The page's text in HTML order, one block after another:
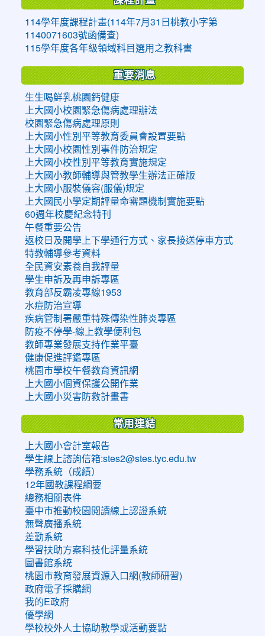
114學年度課程計畫(114年7月31日桃教小字第
1140071603號函備查)
115學年度各年級領域科目選用之教科書
重要消息
生生喝鮮乳桃園鈣健康
上大國小校園緊急傷病處理辦法
校園緊急傷病處理原則
上大國小性別平等教育委員會設置要點
上大國小校園性別事件防治規定
上大國小校性別平等教育實施規定
上大國小教師輔導與管教學生辦法正確版
上大國小服裝儀容(服儀)規定
上大國民小學定期評量命審題機制實施要點
60週年校慶紀念特刊
午餐重要公告
返校日及開學上下學通行方式、家長接送停車方式
特教輔導參考資料
全民資安素養自我評量
學生申訴及再申訴專區
教育部反霸凌專線1953
水痘防治宣導
疾病管制署嚴重特殊傳染性肺炎專區
防疫不停學-線上教學便利包
教師專業發展支持作業平臺
健康促進評鑑專區
桃園市學校午餐教育資訊網
上大國小個資保護公開作業
上大國小災害防救計畫書
常用連結
上大國小會計室報告
學生線上諮詢信箱:stes2@stes.tyc.edu.tw
學務系統（成績）
12年國教課程綱要
總務相關表件
臺中市推動校園閱讀線上認證系統
無聲廣播系統
差勤系統
學習扶助方案科技化評量系統
圖書館系統
桃園市教育發展資源入口網(教師研習)
政府電子採購網
我的E政府
優學網
學校校外人士協助教學或活動要點